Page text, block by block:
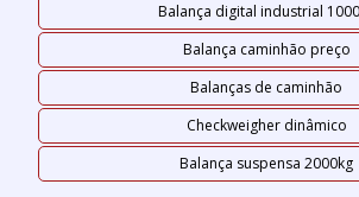
Balança digital industrial
Balança caminhão preço
Balanças de caminhão
Checkweigher dinâmico
Balança suspensa 2000kg